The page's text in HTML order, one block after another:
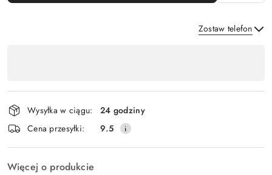
Zostaw telefon
płatność
i
dostawa
Wysyłka w ciągu:
24 godziny
Cena przesyłki:
9.5
Więcej o produkcie